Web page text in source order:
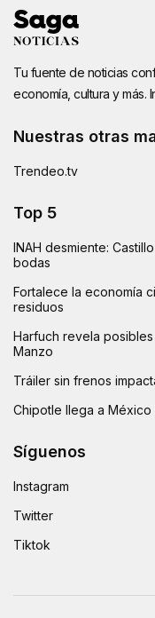
Tu fuente de noticias
economía, cultura y más.
Nuestras otras
Trendeo.tv
Top 5
INAH desmiente:
bodas
Fortalece la economía
residuos
Harfuch revela
Manzo
Tráiler sin frenos
Chipotle llega a México
Síguenos
Instagram
Twitter
Tiktok